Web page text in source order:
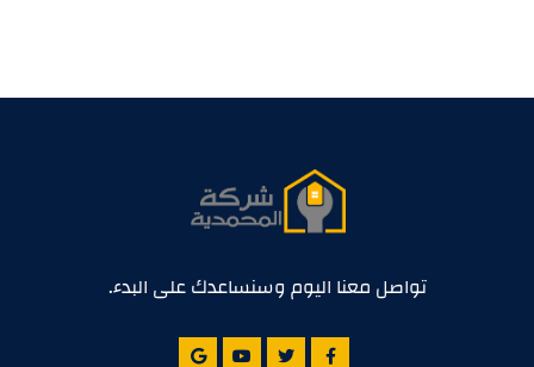
تواصل معنا اليوم وسنساعدك على البدء.